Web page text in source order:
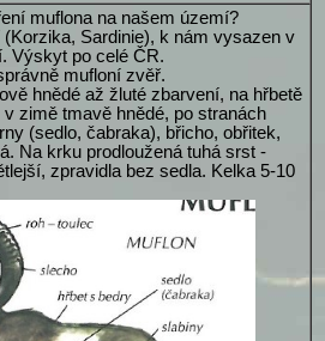
muflona na našem území?
Sardinie), k nám vysazen v
Výskyt po celé ČR.
mufloní zvěř.
hnědé až žluté zbarvení, na hřbetě
zimě tmavě hnědé, po stranách
(sedlo, čabraka), břicho, obřitek,
Na krku prodloužená tuhá srst -
zpravidla bez sedla. Kelka 5-10